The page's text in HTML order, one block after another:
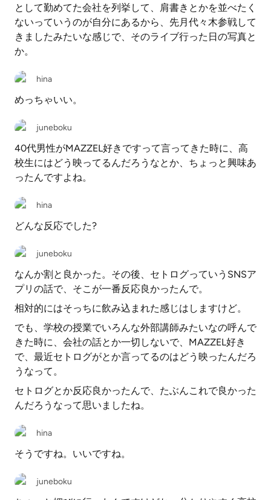
として勤めてた会社を列挙して、肩書きとかを並べたく
ないっていうのが自分にあるから、先月代々木参戦して
きましたみたいな感じで、そのライブ行った日の写真と
か。
hina
めっちゃいい。
juneboku
40代男性がMAZZEL好きですって言ってきた時に、高
校生にはどう映ってるんだろうなとか、ちょっと興味あ
ったんですよね。
hina
どんな反応でした?
juneboku
なんか割と良かった。その後、セトログっていうSNSア
プリの話で、そこが一番反応良かったんで。
相対的にはそっちに飲み込まれた感じはしますけど。
でも、学校の授業でいろんな外部講師みたいなの呼んで
きた時に、会社の話とか一切しないで、MAZZEL好き
で、最近セトログがとか言ってるのはどう映ったんだろ
うなって。
セトログとか反応良かったんで、たぶんこれで良かった
んだろうなって思いましたね。
hina
そうですね。いいですね。
juneboku